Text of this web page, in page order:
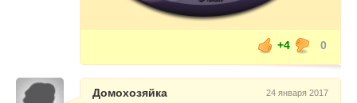
+4 0
Домохозяйка 24 января 2017